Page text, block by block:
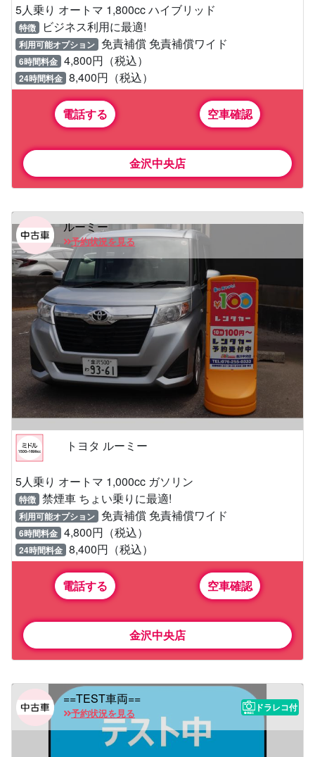
5人乗り オートマ 1,800cc ハイブリッド
特徴 ビジネス利用に最適!
利用可能オプション 免責補償 免責補償ワイド
6時間料金 4,800円（税込）
24時間料金 8,400円（税込）
電話する 空車確認
金沢中央店
ルーミー
予約状況を見る
トヨタ ルーミー
5人乗り オートマ 1,000cc ガソリン
特徴 禁煙車 ちょい乗りに最適!
利用可能オプション 免責補償 免責補償ワイド
6時間料金 4,800円（税込）
24時間料金 8,400円（税込）
電話する 空車確認
金沢中央店
==TEST車両==
予約状況を見る
ドラレコ付